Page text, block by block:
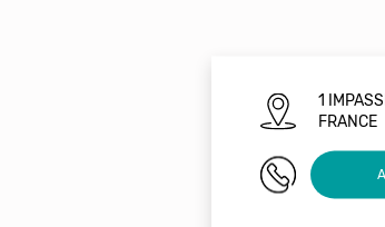
1
FRANCE